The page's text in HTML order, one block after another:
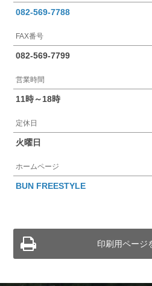
082-569-7788
FAX番号
082-569-7799
営業時間
11時～18時
定休日
火曜日
ホームページ
BUN FREESTYLE
印刷用ページ